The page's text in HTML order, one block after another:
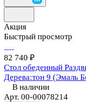
Акция
Быстрый просмотр
82 740 ₽
Стол обеденный
Дерева:тон 9 (Эмаль
В наличии
Арт. 00-00078214